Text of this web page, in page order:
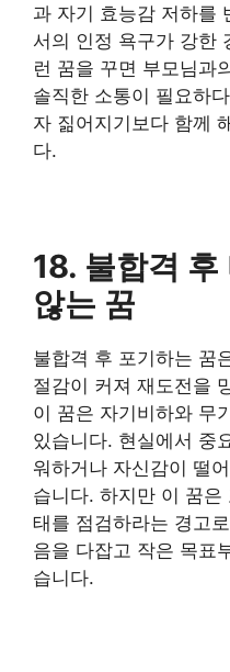
과 자기 효능감 저하를
서의 인정 욕구가 강한
런 꿈을 꾸면 부모님과
솔직한 소통이 필요하
자 짊어지기보다 함께
다.
18. 불합격 후
않는 꿈
불합격 후 포기하는 꿈
절감이 커져 재도전을
이 꿈은 자기비하와 무
있습니다. 현실에서 중
워하거나 자신감이 떨
습니다. 하지만 이 꿈
태를 점검하라는 경고
음을 다잡고 작은 목표
습니다.